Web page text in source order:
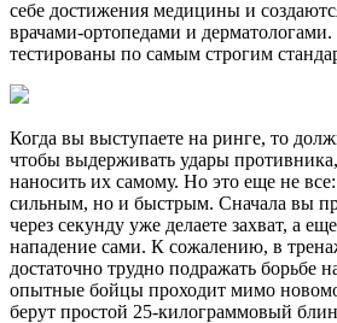
себе достижения медицины и
врачами-ортопедами и
тестированы по самым строгим
Когда вы выступаете на ринге, то
чтобы выдерживать удары
наносить их самому. Но это еще не
сильным, но и быстрым. Сначала вы
через секунду уже делаете захват, а
нападение сами. К сожалению, в
достаточно трудно подражать борьбе
опытные бойцы проходит мимо
берут простой 25-килограммовый